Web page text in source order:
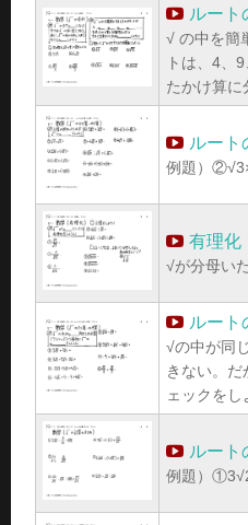
ルート
√ の中を簡
トは、4、
たかけ算に
ルート
例題）
有理化
√が分母い
ルート
√の中が同
きない。だ
ェックをし
ルート
例題）